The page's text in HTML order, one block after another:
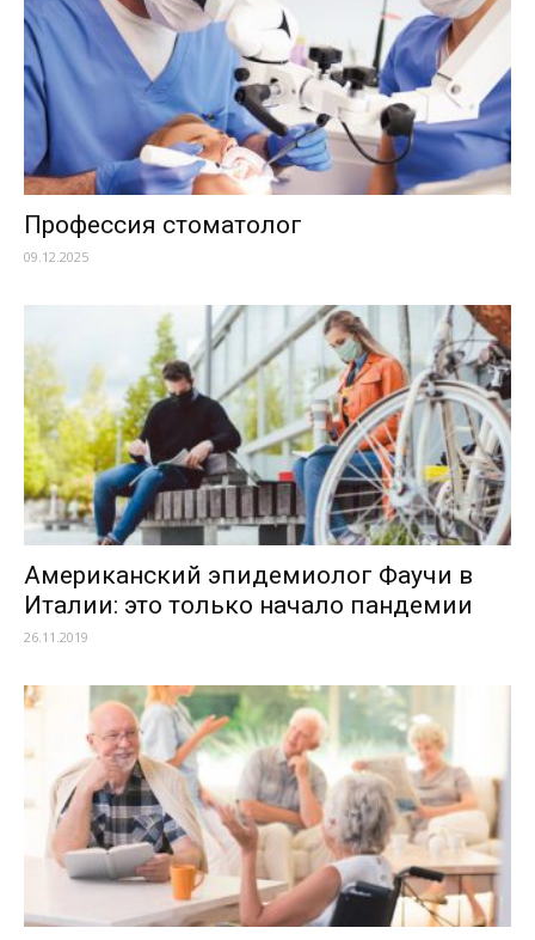
Профессия стоматолог
09.12.2025
Американский эпидемиолог Фаучи в
Италии: это только начало пандемии
26.11.2019